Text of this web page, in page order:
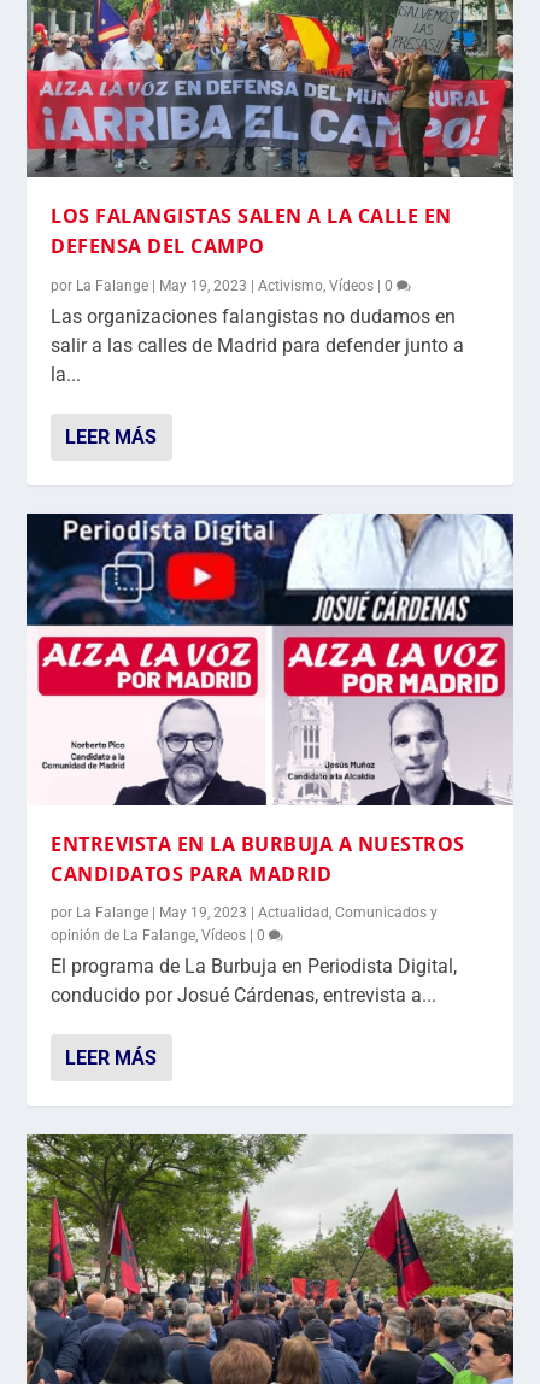
LOS FALANGISTAS SALEN A LA CALLE EN
DEFENSA DEL CAMPO
por La Falange May 19, 2023 |Activismo,Vídeos |0
Las organizaciones falangistas no dudamos en
salir a las calles de Madrid para defender junto a
la...
LEER MÁS
ENTREVISTA EN LA BURBUJA A NUESTROS
CANDIDATOS PARA MADRID
por La Falange May 19, 2023 |Actualidad,Comunicados y
opinión de La Falange,Vídeos |0
El programa de La Burbuja en Periodista Digital,
conducido por Josué Cárdenas, entrevista a...
LEER MÁS